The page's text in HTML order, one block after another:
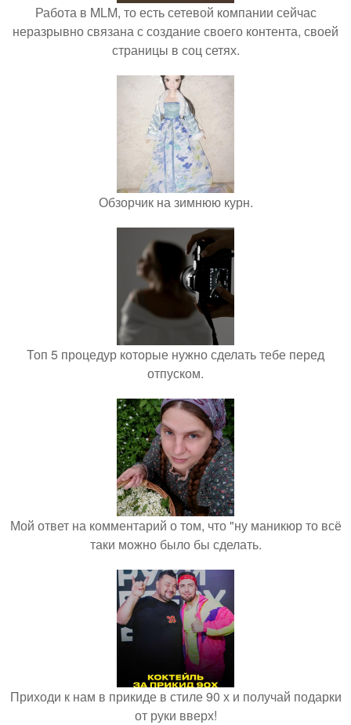
Работа в MLM, то есть сетевой компании сейчас
неразрывно связана с создание своего контента, своей
страницы в соц сетях.
Обзорчик на зимнюю курн.
Топ 5 процедур которые нужно сделать тебе перед
отпуском.
Мой ответ на комментарий о том, что "ну маникюр то всё
таки можно было бы сделать.
Приходи к нам в прикиде в стиле 90 х и получай подарки
от руки вверх!